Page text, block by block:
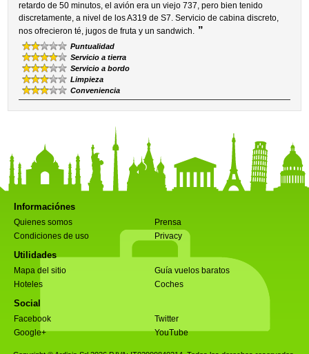
retardo de 50 minutos, el avión era un viejo 737, pero bien tenido
discretamente, a nivel de los A319 de S7. Servicio de cabina discreto,
nos ofrecieron té, jugos de fruta y un sandwich. ”
Puntualidad
Servicio a tierra
Servicio a bordo
Limpieza
Conveniencia
Informaciónes
Quienes somos
Prensa
Condiciones de uso
Privacy
Utilidades
Mapa del sitio
Guía vuelos baratos
Hoteles
Coches
Social
Facebook
Twitter
Google+
YouTube